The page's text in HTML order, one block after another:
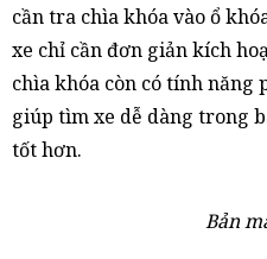
cần tra chìa khóa vào ổ
xe chỉ cần đơn giản kích
chìa khóa còn có tính năng
giúp tìm xe dễ dàng trong
tốt hơn.
Bản